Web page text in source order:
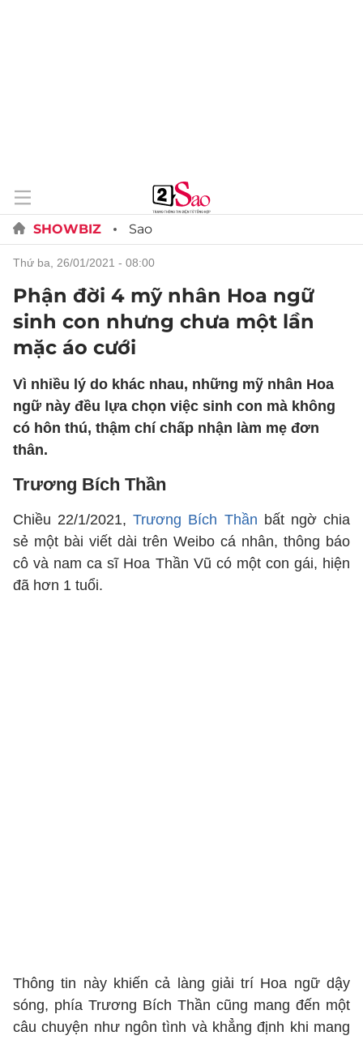
SHOWBIZ Sao
thứ ba, 26/01/2021 - 08:00
Phận đời 4 mỹ nhân Hoa ngữ
sinh con nhưng chưa một lần
mặc áo cưới
Vì nhiều lý do khác nhau, những mỹ nhân Hoa
ngữ này đều lựa chọn việc sinh con mà không
có hôn thú, thậm chí chấp nhận làm mẹ đơn
thân.
Trương Bích Thần
Chiều 22/1/2021,Trương Bích Thần bất ngờ chia
sẻ một bài viết dài trên Weibo cá nhân, thông báo
cô và nam ca sĩ Hoa Thần Vũ có một con gái, hiện
đã hơn 1 tuổi.
Thông tin này khiến cả làng giải trí Hoa ngữ dậy
sóng, phía Trương Bích Thần cũng mang đến một
câu chuyện như ngôn tình và khẳng định khi mang